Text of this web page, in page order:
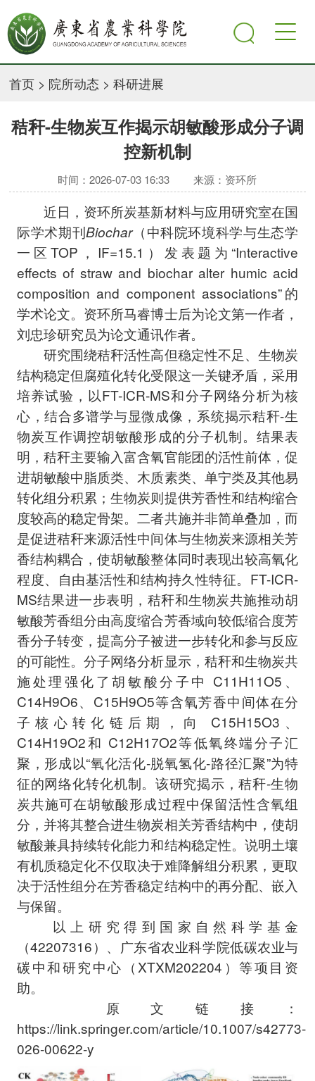
首页 > 院所动态 >科研进展
秸秆-生物炭互作揭示胡敏酸形成分子调
控新机制
时间：2026-07-03 16:33 来源：资环所
近日，资环所炭基新材料与应用研究室在国
际学术期刊Biochar（中科院环境科学与生态学
一区TOP，IF=15.1）发表题为“Interactive
effects of straw and biochar alter humic acid
composition and component associations”的
学术论文。资环所马睿博士后为论文第一作者，
刘忠珍研究员为论文通讯作者。
研究围绕秸秆活性高但稳定性不足、生物炭
结构稳定但腐殖化转化受限这一关键矛盾，采用
培养试验，以FT-ICR-MS和分子网络分析为核
心，结合多谱学与显微成像，系统揭示秸秆-生
物炭互作调控胡敏酸形成的分子机制。结果表
明，秸秆主要输入富含氧官能团的活性前体，促
进胡敏酸中脂质类、木质素类、单宁类及其他易
转化组分积累；生物炭则提供芳香性和结构缩合
度较高的稳定骨架。二者共施并非简单叠加，而
是促进秸秆来源活性中间体与生物炭来源相关芳
香结构耦合，使胡敏酸整体同时表现出较高氧化
程度、自由基活性和结构持久性特征。FT-ICR-
MS结果进一步表明，秸秆和生物炭共施推动胡
敏酸芳香组分由高度缩合芳香域向较低缩合度芳
香分子转变，提高分子被进一步转化和参与反应
的可能性。分子网络分析显示，秸秆和生物炭共
施处理强化了胡敏酸分子中 C11H11O5 、
C14H9O6、C15H9O5等含氧芳香中间体在分
子核心转化链后期，向 C15H15O3 、
C14H19O2和 C12H17O2等低氧终端分子汇
聚，形成以“氧化活化-脱氧氢化-路径汇聚”为特
征的网络化转化机制。该研究揭示，秸秆-生物
炭共施可在胡敏酸形成过程中保留活性含氧组
分，并将其整合进生物炭相关芳香结构中，使胡
敏酸兼具持续转化能力和结构稳定性。说明土壤
有机质稳定化不仅取决于难降解组分积累，更取
决于活性组分在芳香稳定结构中的再分配、嵌入
与保留。
以上研究得到国家自然科学基金
（42207316）、广东省农业科学院低碳农业与
碳中和研究中心（XTXM202204）等项目资
助。
原文链接：
https://link.springer.com/article/10.1007/s42773-
026-00622-y